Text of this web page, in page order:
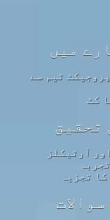
میں
ٹیم سے
کٹ
تحقیق
آرٹیکلز
تجزیہ